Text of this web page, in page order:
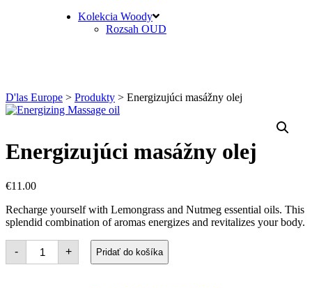
Kolekcia Woody
Rozsah OUD
D'las Europe > Produkty > Energizujúci masážny olej
Energizujúci masážny olej
€11.00
Recharge yourself with Lemongrass and Nutmeg essential oils. This
splendid combination of aromas energizes and revitalizes your body.
-
množstvo
Energizing
Massage
+ Pridať do košíka